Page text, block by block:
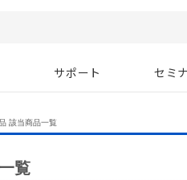
サポート セミナ
該当商品一覧
覧